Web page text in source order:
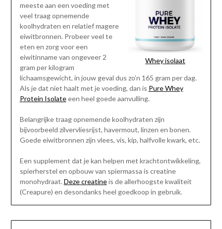
Whey isolaat
meeste aan een voeding met
veel traag opnemende
koolhydraten en relatief magere
eiwitbronnen. Probeer veel te
eten en zorg voor een
eiwitinname van ongeveer 2
gram per kilogram
lichaamsgewicht, in jouw geval dus zo’n 165 gram per dag.
Als je dat niet haalt met je voeding, dan is Pure Whey
Protein Isolateeen heel goede aanvulling.
Belangrijke traag opnemende koolhydraten zijn
bijvoorbeeld zilvervliesrijst, havermout, linzen en bonen.
Goede eiwitbronnen zijn vlees, vis, kip, halfvolle kwark, etc.
Een supplement dat je kan helpen met krachtontwikkeling,
spierherstel en opbouw van spiermassa is creatine
monohydraat. Deze creatineis de allerhoogste kwaliteit
(Creapure) en desondanks heel goedkoop in gebruik.